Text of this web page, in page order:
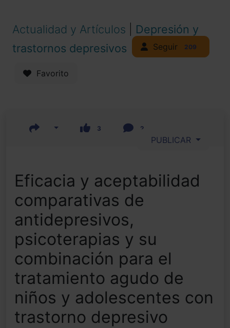
Actualidad y Artículos
Depresión y
trastornos depresivos
Seguir 209
Favorito
3 2
PUBLICAR
Eficacia y aceptabilidad
comparativas de
antidepresivos,
psicoterapias y su
combinación para el
tratamiento agudo de
niños y adolescentes con
trastorno depresivo